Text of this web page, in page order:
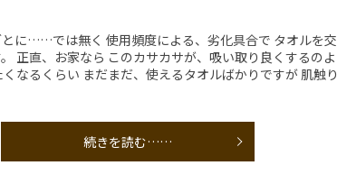
に……では無く 使用頻度による、劣化具合で タオルを交
正直、お家なら このカサカサが、吸い取り良くするのよ
なるくらい まだまだ、使えるタオルばかりですが 肌触り
続きを読む……